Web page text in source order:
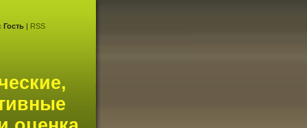
Гость| RSS